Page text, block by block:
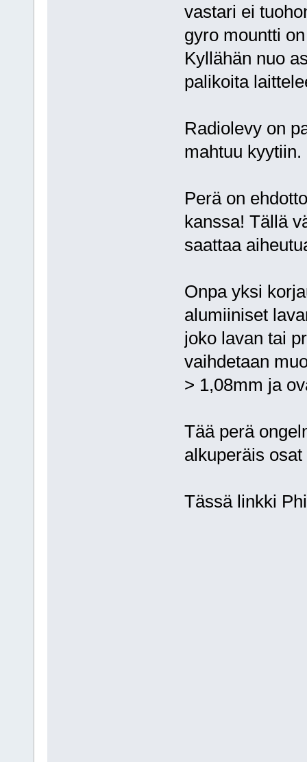
vastari ei
gyro mountti
Kyllähän nuo
palikoita
Radiolevy on
mahtuu kyytiin.
Perä on
kanssa! Tällä
saattaa
Onpa yksi
alumiiniset
joko lavan tai
vaihdetaan
> 1,08mm ja
Tää perä
alkuperäis
Tässä linkki